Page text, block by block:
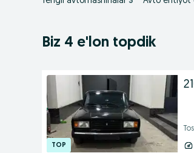
Biz 4 e'lon topdik